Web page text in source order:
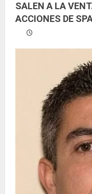
SALEN A LA
ACCIONES DE